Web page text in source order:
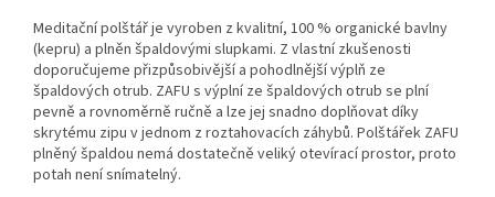
Meditační polštář je vyroben z kvalitní, 100 % organické bavlny
(kepru) a plněn špaldovými slupkami. Z vlastní zkušenosti
doporučujeme přizpůsobivější a pohodlnější výplň ze
špaldových otrub. ZAFU s výplní ze špaldových otrub se plní
pevně a rovnoměrně ručně a lze jej snadno doplňovat díky
skrytému zipu v jednom z roztahovacích záhybů. Polštářek ZAFU
plněný špaldou nemá dostatečně veliký otevírací prostor, proto
potah není snímatelný.